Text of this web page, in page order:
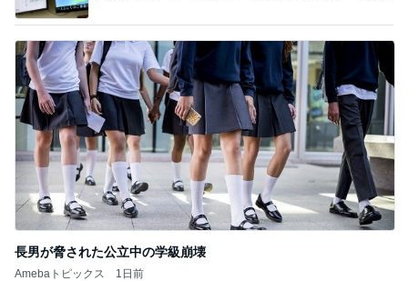
長男が脅された公立中の学級崩壊
Amebaトピックス 1日前